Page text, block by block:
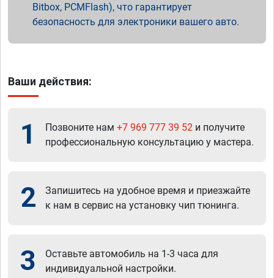
Bitbox, PCMFlash), что гарантирует
безопасность для электроники вашего авто.
Ваши действия:
1 Позвоните нам +7 969 777 39 52 и получите
профессиональную консультацию у мастера.
2
Запишитесь на удобное время и приезжайте
к нам в сервис на установку чип тюнинга.
3
Оставьте автомобиль на 1-3 часа для
индивидуальной настройки.